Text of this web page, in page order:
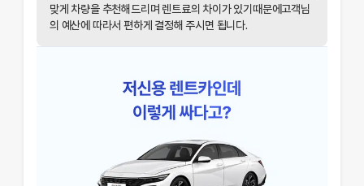
맞게 차량을 추천해드리며 렌트료의 차이가 있기때문에고객님
의 예산에 따라서 편하게 결정해 주시면 됩니다.